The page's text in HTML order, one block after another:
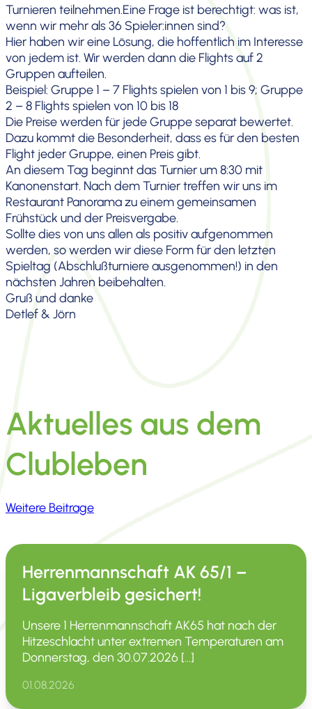
Turnieren teilnehmen.Eine Frage ist berech­tigt: was ist,
wenn wir mehr als 36 Spieler:innen sind?
Hier haben wir eine Lösung, die hoffent­lich im Interesse
von jedem ist. Wir werden dann die Flights auf 2
Gruppen aufteilen.
Beispiel: Gruppe 1 – 7 Flights spielen von 1 bis 9; Gruppe
2 – 8 Flights spielen von 10 bis 18
Die Preise werden für jede Gruppe separat bewertet.
Dazu kommt die Beson­der­heit, dass es für den besten
Flight jeder Gruppe, einen Preis gibt.
An diesem Tag beginnt das Turnier um 8:30 mit
Kanonen­start. Nach dem Turnier treffen wir uns im
Restau­rant Panorama zu einem gemein­samen
Frühstück und der Preis­ver­gabe.
Sollte dies von uns allen als positiv aufge­nommen
werden, so werden wir diese Form für den letzten
Spieltag (Abschluß­tur­niere ausge­nommen!) in den
nächsten Jahren beibe­halten.
Gruß und danke
Detlef & Jörn
Aktuelles aus dem
Clubleben
Weitere Beitrage
Herrenmannschaft AK 65/1 –
Ligaverbleib gesichert!
Unsere 1 Herren­mann­schaft AK65 hat nach der
Hitze­schlacht unter extremen Tempe­ra­turen am
Donnerstag, den 30.07.2026 […]
01.08.2026